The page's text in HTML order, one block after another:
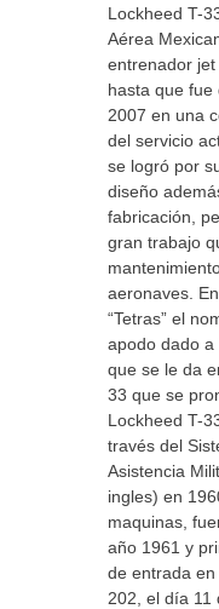
Lockheed T-
Aérea
entrenador
hasta que fue
2007 en una
del servicio
se logró por
diseño
fabricación,
gran trabajo
aeronaves.
“Tetras” el
apodo dado a
que se le da
33 que se
Lockheed T-
través del
Asistencia
ingles) en
maquinas,
año 1961 y
de entrada en
202, el día 11